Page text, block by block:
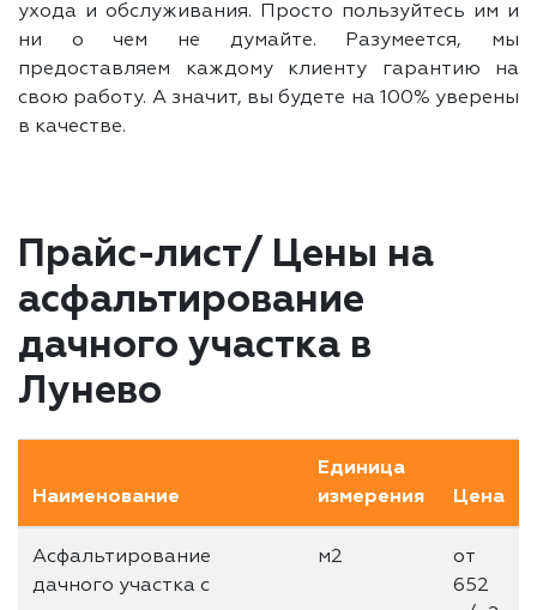
ухода и обслуживания. Просто пользуйтесь им и
ни о чем не думайте. Разумеется, мы
предоставляем каждому клиенту гарантию на
свою работу. А значит, вы будете на 100% уверены
в качестве.
Прайс-лист/ Цены на
асфальтирование
дачного участка в
Лунево
Наименование
Единица
измерения
Цена
Асфальтирование
дачного участка с
м2
от
652